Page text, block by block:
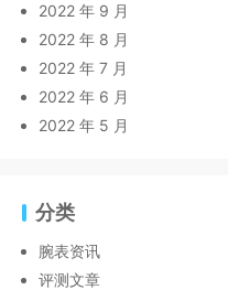
2022 年 9 月
2022 年 8 月
2022 年 7 月
2022 年 6 月
2022 年 5 月
分类
腕表资讯
评测文章